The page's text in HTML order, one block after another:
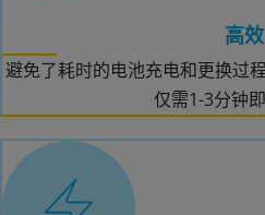
高效
避免了耗时的电池充电和更换过
仅需1-3分钟即